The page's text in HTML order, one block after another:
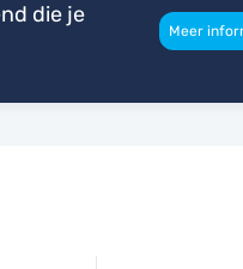
die je
Meer